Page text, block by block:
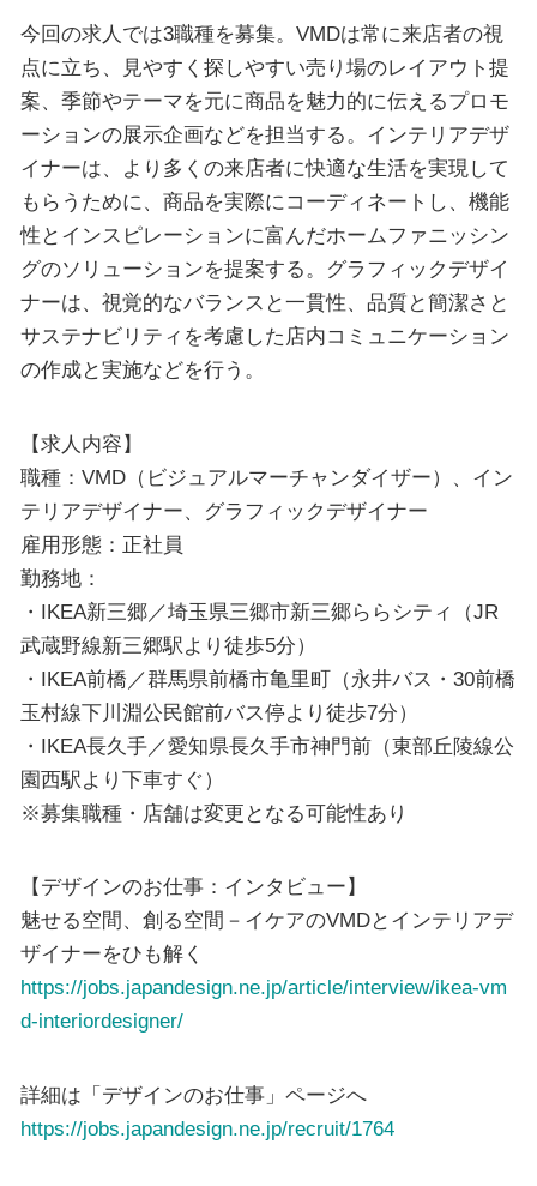
今回の求人では3職種を募集。VMDは常に来店者の視
点に立ち、見やすく探しやすい売り場のレイアウト提
案、季節やテーマを元に商品を魅力的に伝えるプロモ
ーションの展示企画などを担当する。インテリアデザ
イナーは、より多くの来店者に快適な⽣活を実現して
もらうために、商品を実際にコーディネートし、機能
性とインスピレーションに富んだホームファニッシン
グのソリューションを提案する。グラフィックデザイ
ナーは、視覚的なバランスと一貫性、品質と簡潔さと
サステナビリティを考慮した店内コミュニケーション
の作成と実施などを行う。
【求人内容】
職種：VMD（ビジュアルマーチャンダイザー）、イン
テリアデザイナー、グラフィックデザイナー
雇用形態：正社員
勤務地：
・IKEA新三郷／埼玉県三郷市新三郷ららシティ（JR
武蔵野線新三郷駅より徒歩5分）
・IKEA前橋／群馬県前橋市亀里町（永井バス・30前橋
玉村線下川淵公民館前バス停より徒歩7分）
・IKEA長久手／愛知県長久手市神門前（東部丘陵線公
園西駅より下車すぐ）
※募集職種・店舗は変更となる可能性あり
【デザインのお仕事：インタビュー】
魅せる空間、創る空間－イケアのVMDとインテリアデ
ザイナーをひも解く
https://jobs.japandesign.ne.jp/article/interview/ikea-vm
d-interiordesigner/
詳細は「デザインのお仕事」ページへ
https://jobs.japandesign.ne.jp/recruit/1764